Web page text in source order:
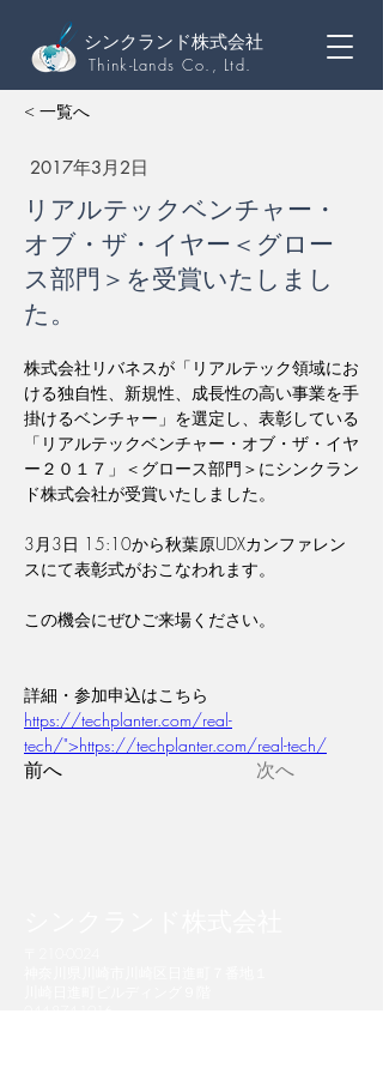
シンクランド株式会社
Think-Lands Co., Ltd.
< 一覧へ
2017年3月2日
リアルテックベンチャー・
オブ・ザ・イヤー＜グロー
ス部門＞を受賞いたしまし
た。
株式会社リバネスが「リアルテック領域にお
ける独自性、新規性、成長性の高い事業を手
掛けるベンチャー」を選定し、表彰している
「リアルテックベンチャー・オブ・ザ・イヤ
ー２０１７」＜グロース部門＞にシンクラン
ド株式会社が受賞いたしました。
3月3日 15:10から秋葉原UDXカンファレン
スにて表彰式がおこなわれます。
この機会にぜひご来場ください。
詳細・参加申込はこちら
https://techplanter.com/real-
tech/">https://techplanter.com/real-tech/
前へ
次へ